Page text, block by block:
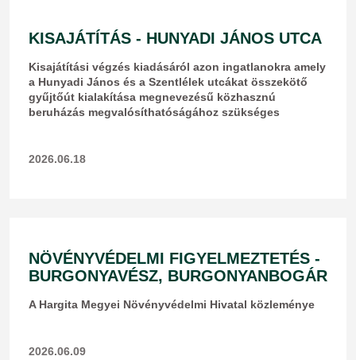
KISAJÁTÍTÁS - HUNYADI JÁNOS UTCA
Kisajátítási végzés kiadásáról azon ingatlanokra amely
a Hunyadi János és a Szentlélek utcákat összekötő
gyűjtőút kialakítása megnevezésű közhasznú
beruházás megvalósíthatóságához szükséges
2026.06.18
NÖVÉNYVÉDELMI FIGYELMEZTETÉS -
BURGONYAVÉSZ, BURGONYANBOGÁR
​A Hargita Megyei Növényvédelmi Hivatal közleménye
2026.06.09